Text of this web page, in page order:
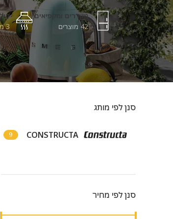
מקררים ומקפיאים
42 מוצרים
3 מוצרים
סנן לפי מותג
CONSTRUCTA
9
סנן לפי מחיר